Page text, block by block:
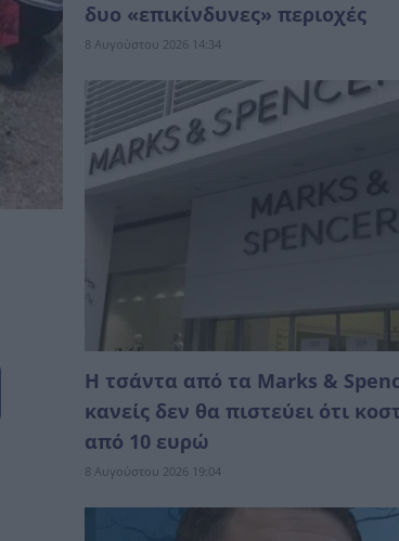
δυο «επικίνδυνες» περιοχές
8 Αυγούστου 2026 14:34
Η τσάντα από τα Marks &
κανείς δεν θα πιστεύει ότι
από 10 ευρώ
8 Αυγούστου 2026 19:04